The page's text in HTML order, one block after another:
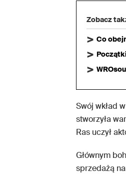
Zobacz
Co
Swój wkład
stworzyła
Ras uczył
Głównym
sprzedażą